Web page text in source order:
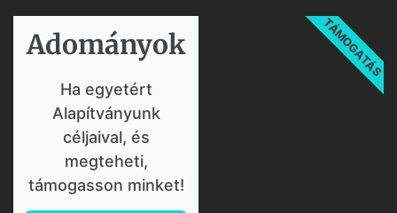
Adományok​
Ha egyetért
Alapítványunk
céljaival, és
megteheti,
támogasson minket!
TÁMOGATÁS